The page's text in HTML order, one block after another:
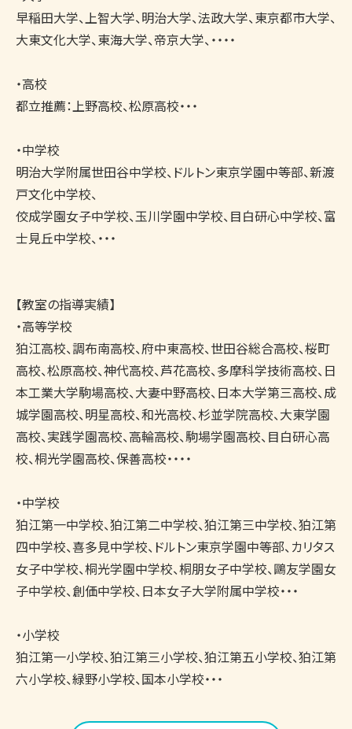
早稲田大学、上智大学、明治大学、法政大学、東京都市大学、
大東文化大学、東海大学、帝京大学、・・・・
・高校
都立推薦：上野高校、松原高校・・・
・中学校
明治大学附属世田谷中学校、ドルトン東京学園中等部、新渡
戸文化中学校、
佼成学園女子中学校、玉川学園中学校、目白研心中学校、富
士見丘中学校、・・・
【教室の指導実績】
・高等学校
狛江高校、調布南高校、府中東高校、世田谷総合高校、桜町
高校、松原高校、神代高校、芦花高校、多摩科学技術高校、日
本工業大学駒場高校、大妻中野高校、日本大学第三高校、成
城学園高校、明星高校、和光高校、杉並学院高校、大東学園
高校、実践学園高校、高輪高校、駒場学園高校、目白研心高
校、桐光学園高校、保善高校・・・・
・中学校
狛江第一中学校、狛江第二中学校、狛江第三中学校、狛江第
四中学校、喜多見中学校、ドルトン東京学園中等部、カリタス
女子中学校、桐光学園中学校、桐朋女子中学校、鷗友学園女
子中学校、創価中学校、日本女子大学附属中学校・・・
・小学校
狛江第一小学校、狛江第三小学校、狛江第五小学校、狛江第
六小学校、緑野小学校、国本小学校・・・